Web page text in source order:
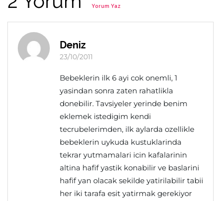
Yorum Yaz
Deniz
23/10/2011
Bebeklerin ilk 6 ayi cok onemli, 1
yasindan sonra zaten rahatlikla
donebilir. Tavsiyeler yerinde benim
eklemek istedigim kendi
tecrubelerimden, ilk aylarda ozellikle
bebeklerin uykuda kustuklarinda
tekrar yutmamalari icin kafalarinin
altina hafif yastik konabilir ve baslarini
hafif yan olacak sekilde yatirilabilir tabii
her iki tarafa esit yatirmak gerekiyor